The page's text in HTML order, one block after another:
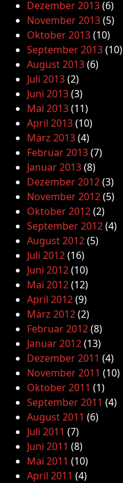
Dezember 2013(6)
November 2013(5)
Oktober 2013(10)
September 2013(10)
August 2013(6)
Juli 2013(2)
Juni 2013(3)
Mai 2013(11)
April 2013(10)
März 2013(4)
Februar 2013(7)
Januar 2013(8)
Dezember 2012(3)
November 2012(5)
Oktober 2012(2)
September 2012(4)
August 2012(5)
Juli 2012(16)
Juni 2012(10)
Mai 2012(12)
April 2012(9)
März 2012(2)
Februar 2012(8)
Januar 2012(13)
Dezember 2011 (4)
November 2011 (10)
Oktober 2011 (1)
September 2011 (4)
August 2011 (6)
Juli 2011 (7)
Juni 2011 (8)
Mai 2011 (10)
April 2011 (4)